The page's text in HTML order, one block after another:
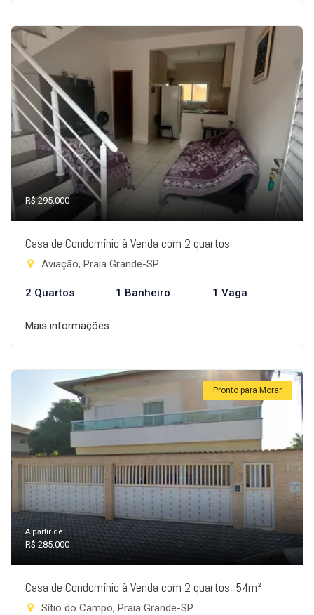
R$ 295.000
Casa de Condomínio à Venda com 2 quartos
Aviação, Praia Grande-SP
2 Quartos 1 Banheiro 1 Vaga
Mais informações
Pronto para Morar
A partir de:
R$ 285.000
Casa de Condomínio à Venda com 2 quartos, 54m²
Sítio do Campo, Praia Grande-SP